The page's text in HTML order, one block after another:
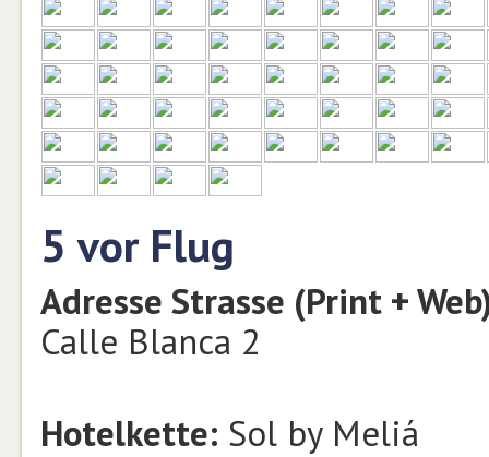
5 vor Flug
Adresse Strasse (Print +
Calle Blanca 2
Hotelkette: Sol by Meliá